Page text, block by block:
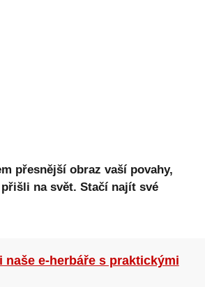
přesnější obraz vaší povahy,
na svět. Stačí najít své
naše e-herbáře s praktickými